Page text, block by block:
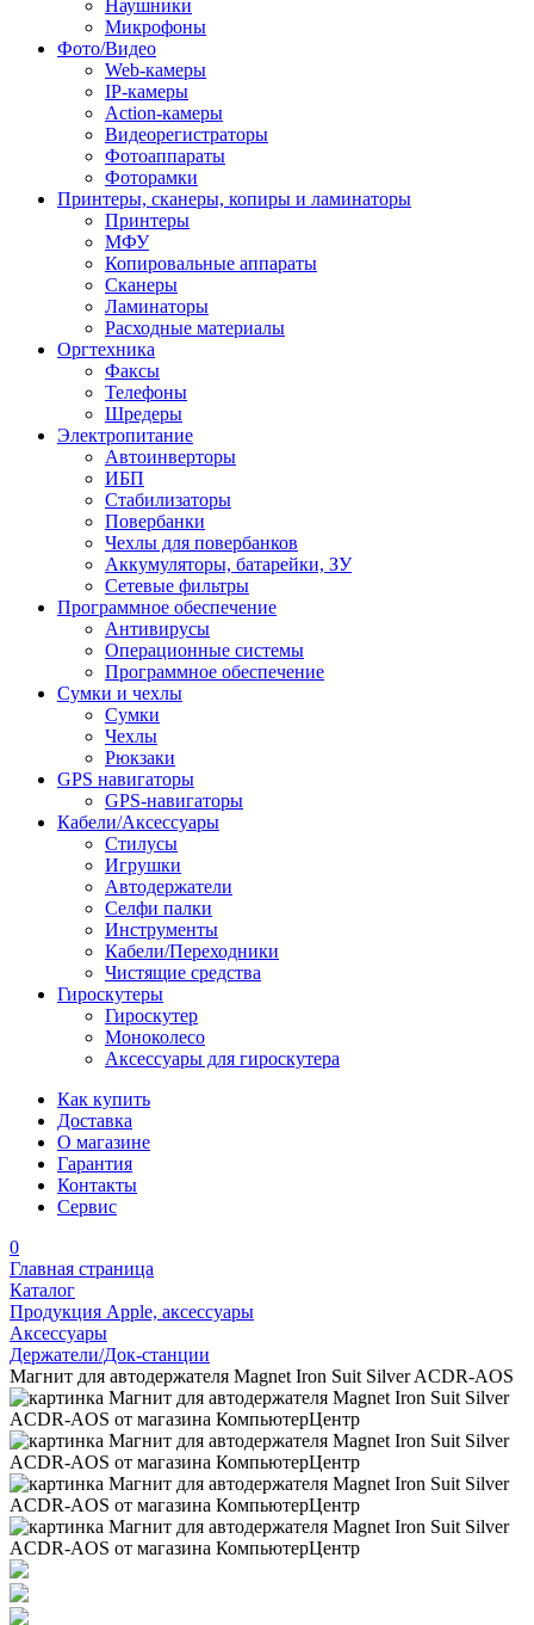
Наушники
Микрофоны
Фото/Видео
Web-камеры
IP-камеры
Action-камеры
Видеорегистраторы
Фотоаппараты
Фоторамки
Принтеры, сканеры, копиры и ламинаторы
Принтеры
МФУ
Копировальные аппараты
Сканеры
Ламинаторы
Расходные материалы
Оргтехника
Факсы
Телефоны
Шредеры
Электропитание
Автоинверторы
ИБП
Стабилизаторы
Повербанки
Чехлы для повербанков
Аккумуляторы, батарейки, ЗУ
Сетевые фильтры
Программное обеспечение
Антивирусы
Операционные системы
Программное обеспечение
Сумки и чехлы
Сумки
Чехлы
Рюкзаки
GPS навигаторы
GPS-навигаторы
Кабели/Аксессуары
Стилусы
Игрушки
Автодержатели
Селфи палки
Инструменты
Кабели/Переходники
Чистящие средства
Гироскутеры
Гироскутер
Моноколесо
Аксессуары для гироскутера
Как купить
Доставка
О магазине
Гарантия
Контакты
Сервис
0
Главная страница
Каталог
Продукция Apple, аксессуары
Аксессуары
Держатели/Док-станции
Магнит для автодержателя Magnet Iron Suit Silver ACDR-AOS